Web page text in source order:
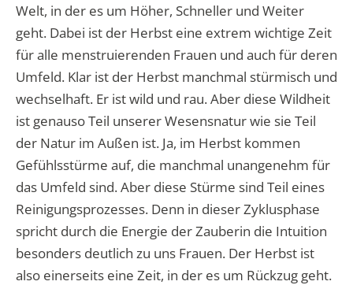
Welt, in der es um Höher, Schneller und Weiter
geht. Dabei ist der Herbst eine extrem wichtige Zeit
für alle menstruierenden Frauen und auch für deren
Umfeld. Klar ist der Herbst manchmal stürmisch und
wechselhaft. Er ist wild und rau. Aber diese Wildheit
ist genauso Teil unserer Wesensnatur wie sie Teil
der Natur im Außen ist. Ja, im Herbst kommen
Gefühlsstürme auf, die manchmal unangenehm für
das Umfeld sind. Aber diese Stürme sind Teil eines
Reinigungsprozesses. Denn in dieser Zyklusphase
spricht durch die Energie der Zauberin die Intuition
besonders deutlich zu uns Frauen. Der Herbst ist
also einerseits eine Zeit, in der es um Rückzug geht.